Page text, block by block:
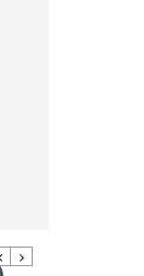
Previous
Next